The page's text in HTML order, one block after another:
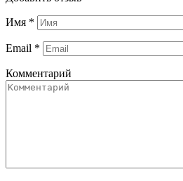
Имя *
Email *
Комментарий